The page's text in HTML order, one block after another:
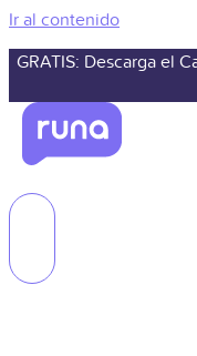
Ir al contenido
GRATIS: Descarga el